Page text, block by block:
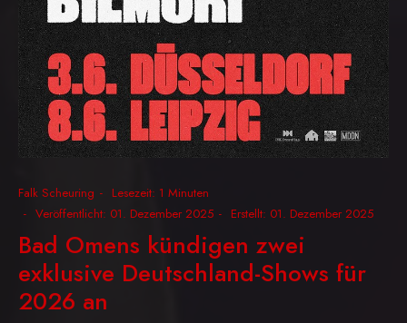
Falk Scheuring
Lesezeit: 1 Minuten
Veröffentlicht: 01. Dezember 2025
Erstellt: 01. Dezember 2025
Bad Omens kündigen zwei
exklusive Deutschland-Shows für
2026 an